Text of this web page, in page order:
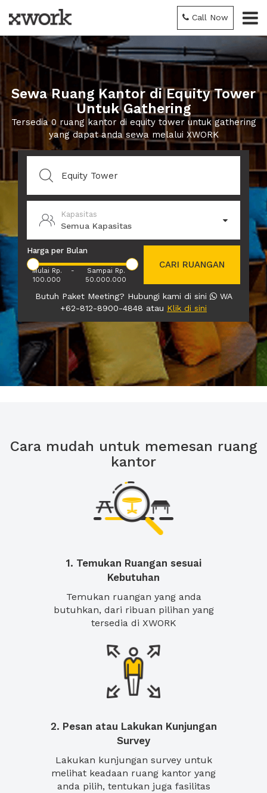
Call Now
Sewa Ruang Kantor di Equity Tower
Untuk Gathering
Tersedia 0 ruang kantor di equity tower untuk gathering
yang dapat anda sewa melalui XWORK
Kapasitas
Semua Kapasitas
Harga per Bulan
Mulai Rp.
100.000
-
Sampai Rp.
50.000.000
CARI RUANGAN
Butuh Paket Meeting? Hubungi kami di sini
WA
+62-812-8900-4848 atau Klik di sini
Cara mudah untuk memesan ruang
kantor
1. Temukan Ruangan sesuai
Kebutuhan
Temukan ruangan yang anda
butuhkan, dari ribuan pilihan yang
tersedia di XWORK
2. Pesan atau Lakukan Kunjungan
Survey
Lakukan kunjungan survey untuk
melihat keadaan ruang kantor yang
anda pilih, tentukan juga fasilitas